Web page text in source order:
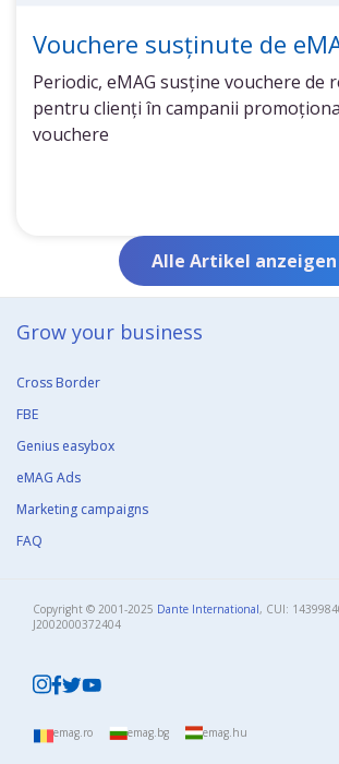
Vouchere susținute de
Periodic, eMAG susține vouchere de
pentru clienți în campanii
vouchere
Alle Artikel anzeigen
Grow your business​
Cross Border
FBE
Genius easybox
eMAG Ads
Marketing campaigns
FAQ
Copyright © 2001-2025 Dante International, CUI:
J2002000372404​
emag.ro emag.bg emag.hu